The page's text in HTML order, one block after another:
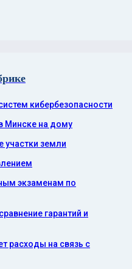
кибербезопасности
Минске на дому
участки земли
экзаменам по
гарантий и
расходы на связь с